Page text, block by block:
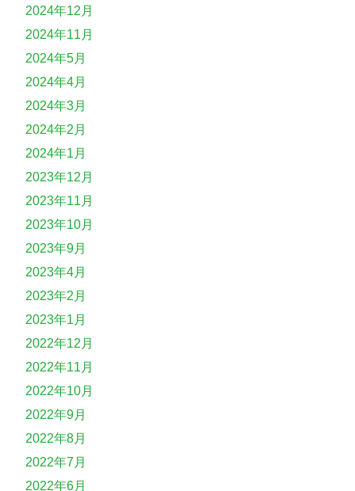
2024年12月
2024年11月
2024年5月
2024年4月
2024年3月
2024年2月
2024年1月
2023年12月
2023年11月
2023年10月
2023年9月
2023年4月
2023年2月
2023年1月
2022年12月
2022年11月
2022年10月
2022年9月
2022年8月
2022年7月
2022年6月